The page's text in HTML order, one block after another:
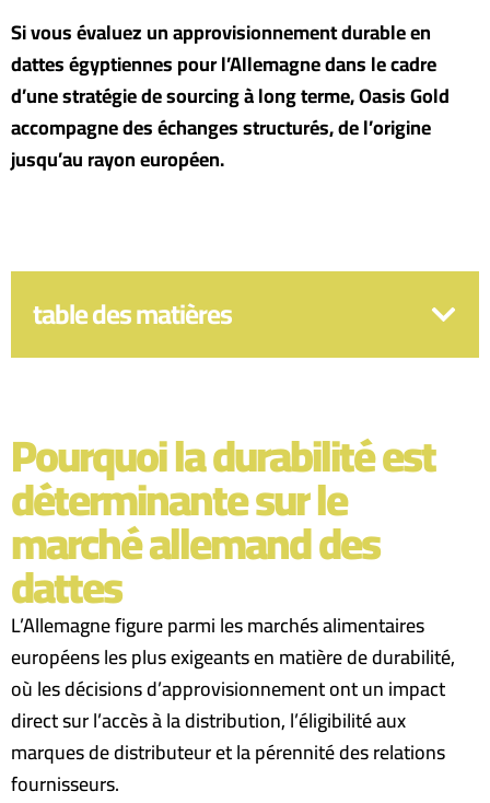
Si vous évaluez un approvisionnement durable en
dattes égyptiennes pour l’Allemagne dans le cadre
d’une stratégie de sourcing à long terme, Oasis Gold
accompagne des échanges structurés, de l’origine
jusqu’au rayon européen.
table des matières
Pourquoi la durabilité est
déterminante sur le
marché allemand des
dattes
L’Allemagne figure parmi les marchés alimentaires
européens les plus exigeants en matière de durabilité,
où les décisions d’approvisionnement ont un impact
direct sur l’accès à la distribution, l’éligibilité aux
marques de distributeur et la pérennité des relations
fournisseurs.